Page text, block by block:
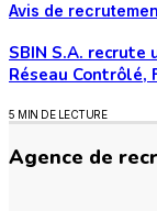
Avis de
SBIN S.A.
Réseau Contrôlé,
5 MIN DE LECTURE
Agence de